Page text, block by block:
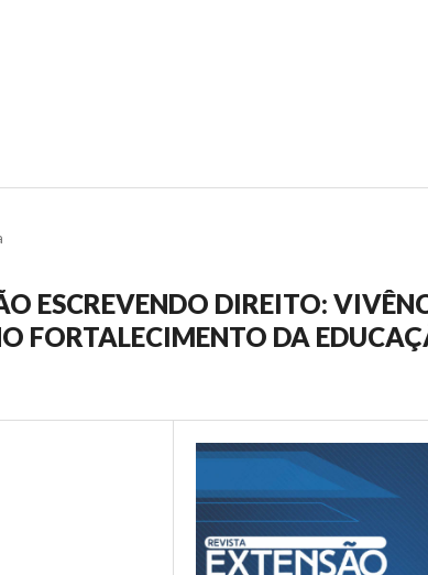
ESCREVENDO DIREITO:
FORTALECIMENTO DA